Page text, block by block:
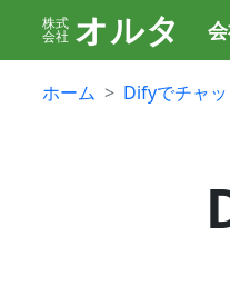
株式
会社 オルタ
ホーム Difyでチャ